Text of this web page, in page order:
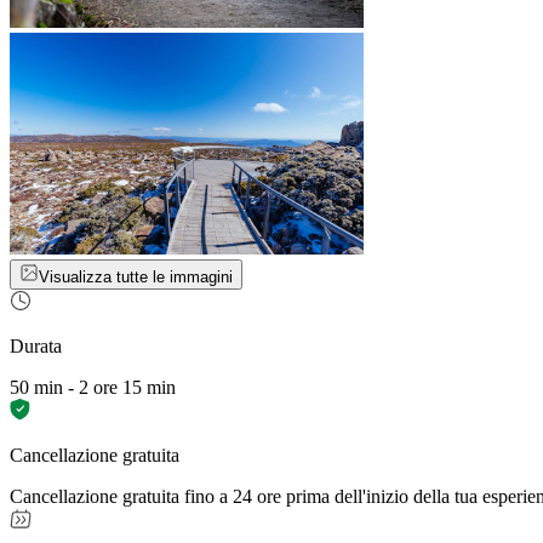
Visualizza tutte le immagini
Durata
50 min - 2 ore 15 min
Cancellazione gratuita
Cancellazione gratuita fino a 24 ore prima dell'inizio della tua